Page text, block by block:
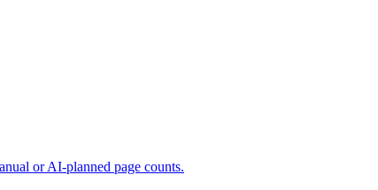
or AI-planned page counts.